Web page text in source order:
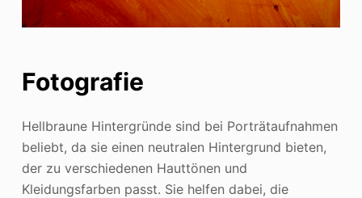
Fotografie
Hellbraune Hintergründe sind bei Porträtaufnahmen
beliebt, da sie einen neutralen Hintergrund bieten,
der zu verschiedenen Hauttönen und
Kleidungsfarben passt. Sie helfen dabei, die